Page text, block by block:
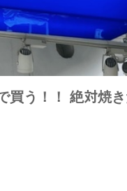
買う！！ 絶対焼